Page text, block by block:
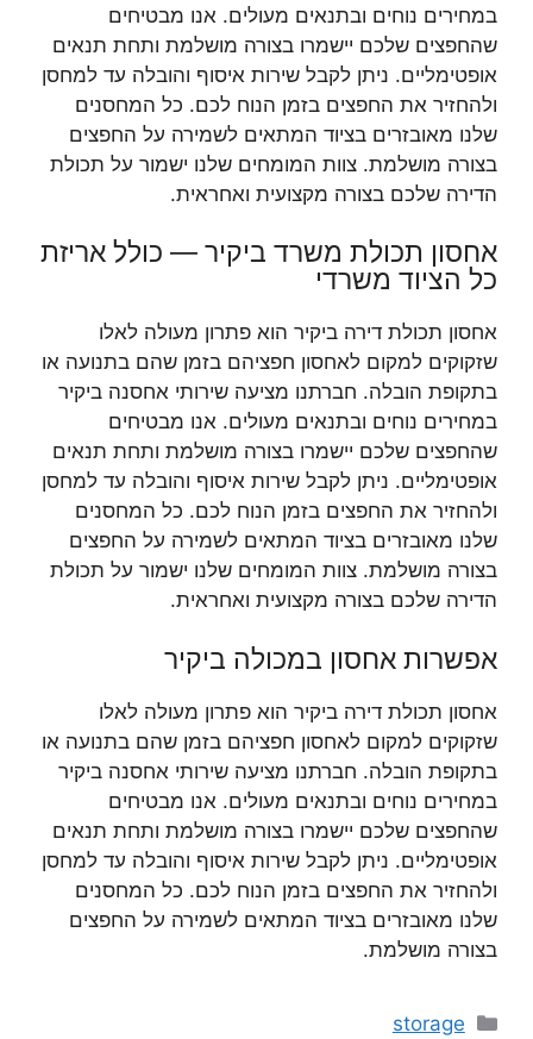
במחירים נוחים ובתנאים מעולים. אנו מבטיחים
שהחפצים שלכם יישמרו בצורה מושלמת ותחת תנאים
אופטימליים. ניתן לקבל שירות איסוף והובלה עד למחסן
ולהחזיר את החפצים בזמן הנוח לכם. כל המחסנים
שלנו מאובזרים בציוד המתאים לשמירה על החפצים
בצורה מושלמת. צוות המומחים שלנו ישמור על תכולת
הדירה שלכם בצורה מקצועית ואחראית.
אחסון תכולת משרד ביקיר — כולל אריזת
כל הציוד משרדי
אחסון תכולת דירה ביקיר הוא פתרון מעולה לאלו
שזקוקים למקום לאחסון חפציהם בזמן שהם בתנועה או
בתקופת הובלה. חברתנו מציעה שירותי אחסנה ביקיר
במחירים נוחים ובתנאים מעולים. אנו מבטיחים
שהחפצים שלכם יישמרו בצורה מושלמת ותחת תנאים
אופטימליים. ניתן לקבל שירות איסוף והובלה עד למחסן
ולהחזיר את החפצים בזמן הנוח לכם. כל המחסנים
שלנו מאובזרים בציוד המתאים לשמירה על החפצים
בצורה מושלמת. צוות המומחים שלנו ישמור על תכולת
הדירה שלכם בצורה מקצועית ואחראית.
אפשרות אחסון במכולה ביקיר
אחסון תכולת דירה ביקיר הוא פתרון מעולה לאלו
שזקוקים למקום לאחסון חפציהם בזמן שהם בתנועה או
בתקופת הובלה. חברתנו מציעה שירותי אחסנה ביקיר
במחירים נוחים ובתנאים מעולים. אנו מבטיחים
שהחפצים שלכם יישמרו בצורה מושלמת ותחת תנאים
אופטימליים. ניתן לקבל שירות איסוף והובלה עד למחסן
ולהחזיר את החפצים בזמן הנוח לכם. כל המחסנים
שלנו מאובזרים בציוד המתאים לשמירה על החפצים
בצורה מושלמת.
קטגוריות
storage